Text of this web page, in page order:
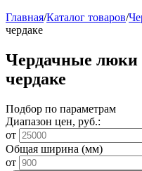
Главная/Каталог товаров/
чердаке
Чердачные
чердаке
Подбор по параметрам
Диапазон цен, руб.:
от
Общая ширина (мм)
от